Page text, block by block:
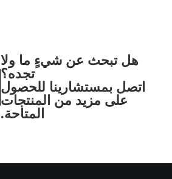
هل تبحث عن شيءٍ ما ولا
تجده؟
اتصل بمستشارينا للحصول
على مزيد من المنتجات
المتاحة.